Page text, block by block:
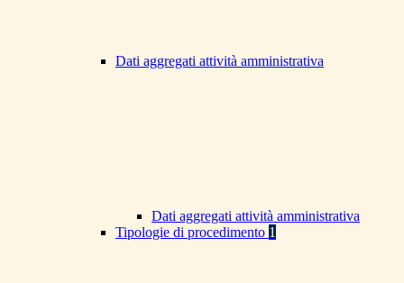
Dati aggregati attività amministrativa
Dati aggregati attività amministrativa
Tipologie di procedimento 1